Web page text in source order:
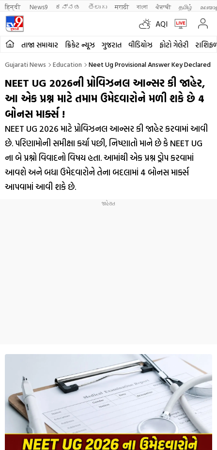
हिन्दी News9 ಕನ್ನಡ తెలుగు मराठी বাংলা ਪੰਜਾਬੀ தமிழ்
AQI
તાજા સમાચાર ક્રિકેટ ન્યૂઝ ગુજરાત વીડિયોઝ ફોટો ગેલેરી
Gujarati News Education Neet Ug Provisional Answer Key Declared
NEET UG 2026ની પ્રોવિઝનલ આન્સર કી જાહેર,
આ એક પ્રશ્ન માટે તમામ ઉમેદવારોને મળી શકે છે 4
બોનસ માર્ક્સ !
NEET UG 2026 માટે પ્રોવિઝનલ આન્સર કી જાહેર કરવામાં આવી
છે. પરિણામોની સમીક્ષા કર્યા પછી, નિષ્ણાતો માને છે કે NEET UG
ના બે પ્રશ્નો વિવાદનો વિષય હતા. આમાંથી એક પ્રશ્ન ડ્રોપ કરવામાં
આવશે અને બધા ઉમેદવારોને તેના બદલામાં 4 બોનસ માર્ક્સ
આપવામાં આવી શકે છે.